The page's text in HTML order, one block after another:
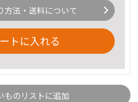
方法・送料について
トに入れる
ものリストに追加